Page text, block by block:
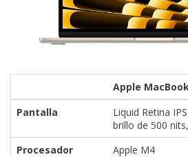
Apple
Pantalla
Liquid Retina
brillo de 500
Procesador
Apple M4